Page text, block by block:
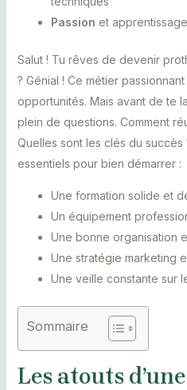
Passion et
Salut ! Tu rêves de devenir
? Génial ! Ce métier
opportunités. Mais avant de te
plein de questions. Comment
Quelles sont les clés du
essentiels pour bien démarrer :
Une formation solide et
Un équipement
Une bonne organisation
Une stratégie marketing
Une veille constante sur
Sommaire
Les atouts